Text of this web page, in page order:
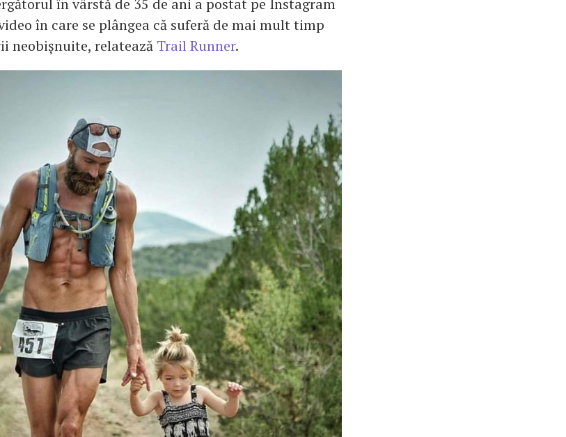
în vârstă de 35 de ani a postat pe Instagram
în care se plângea că suferă de mai mult timp
neobișnuite, relatează Trail Runner.